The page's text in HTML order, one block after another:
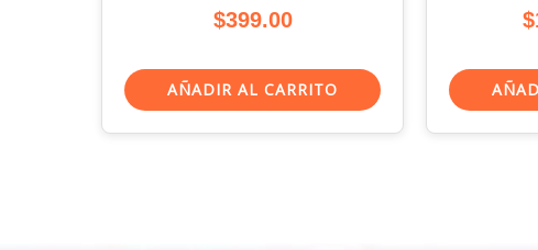
$399.00
AÑADIR AL CARRITO
$